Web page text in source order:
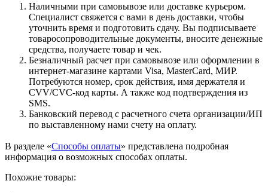
Наличными при самовывозе или доставке курьером.
Специалист свяжется с вами в день доставки, чтобы
уточнить время и подготовить сдачу. Вы подписываете
товаросопроводительные документы, вносите денежные
средства, получаете товар и чек.
Безналичный расчет при самовывозе или оформлении в
интернет-магазине картами Visa, MasterCard, МИР.
Потребуются номер, срок действия, имя держателя и
CVV/CVC-код карты. А также код подтверждения из
SMS.
Банковский перевод с расчетного счета организации/ИП
по выставленному нами счету на оплату.
В разделе «Способы оплаты» представлена подробная
информация о возможных способах оплаты.
Похожие товары: